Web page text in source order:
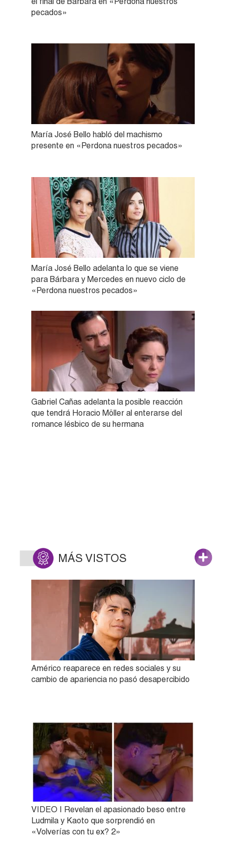
pecados»
María José Bello habló del machismo
presente en «Perdona nuestros pecados»
María José Bello adelanta lo que se viene
para Bárbara y Mercedes en nuevo ciclo de
«Perdona nuestros pecados»
Gabriel Cañas adelanta la posible reacción
que tendrá Horacio Möller al enterarse del
romance lésbico de su hermana
MÁS VISTOS
Américo reaparece en redes sociales y su
cambio de apariencia no pasó desapercibido
VIDEO | Revelan el apasionado beso entre
Ludmila y Kaoto que sorprendió en
«Volverías con tu ex? 2»